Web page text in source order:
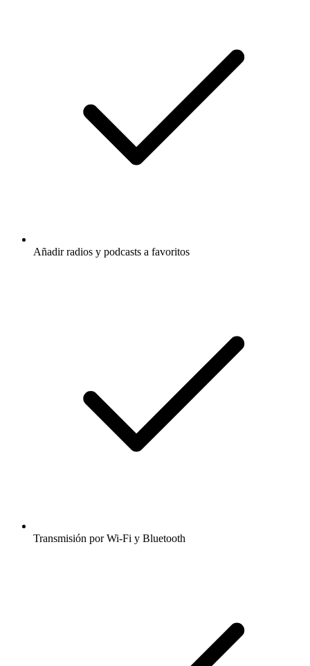
Añadir radios y podcasts a favoritos
Transmisión por Wi-Fi y Bluetooth